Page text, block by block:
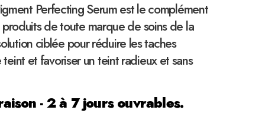
Perfecting Serum est le complément
de toute marque de soins de la
ciblée pour réduire les taches
et favoriser un teint radieux et sans
- 2 à 7 jours ouvrables.